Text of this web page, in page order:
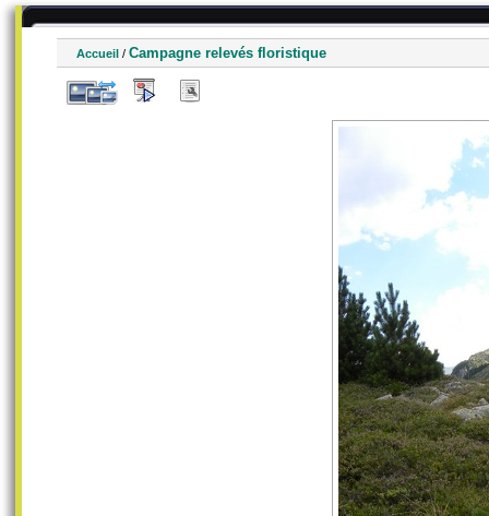
Accueil / Campagne relevés floristique